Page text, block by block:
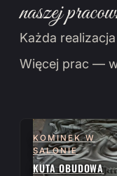
naszej
Każda
Więcej prac —
KOMINEK W
SALONIE
KUTA OBUDOWA